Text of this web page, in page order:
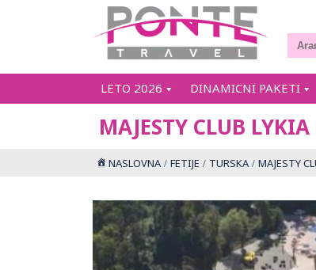
LETO 2026 DINAMICNI PAKETI
MAJESTY CLUB
NASLOVNA FETIJE TURSKA MAJESTY